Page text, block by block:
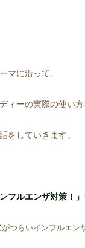
マに沿って、
ィーの実際の使い方
をしていきます。
フルエンザ対策！」
つらいインフルエン